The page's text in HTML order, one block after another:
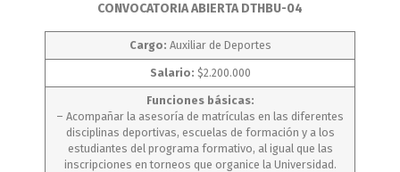
CONVOCATORIA ABIERTA DTHBU-04
Cargo: Auxiliar de Deportes
Salario: $2.200.000
Funciones básicas:
– Acompañar la asesoría de matrículas en las diferentes
disciplinas deportivas, escuelas de formación y a los
estudiantes del programa formativo, al igual que las
inscripciones en torneos que organice la Universidad.